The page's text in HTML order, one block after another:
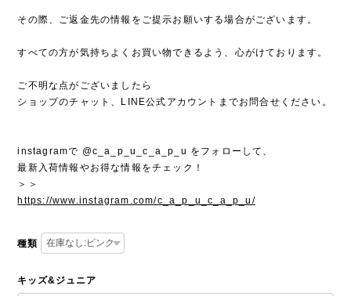
その際、ご返金先の情報をご提示お願いする場合がございます。
すべての方が気持ちよくお買い物できるよう、心がけております。
ご不明な点がございましたら
ショップのチャット、LINE公式アカウントまでお問合せください。
instagramで @c_a_p_u_c_a_p_u をフォローして、
最新入荷情報やお得な情報をチェック！
＞＞
https://www.instagram.com/c_a_p_u_c_a_p_u/
種類
キッズ&ジュニア